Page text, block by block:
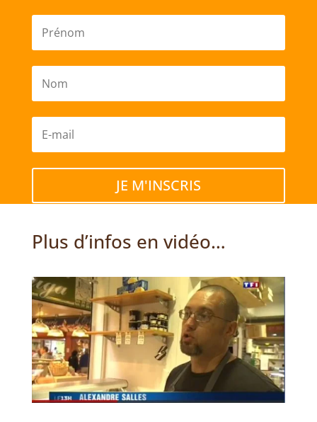
JE M'INSCRIS
Plus d’infos en vidéo…